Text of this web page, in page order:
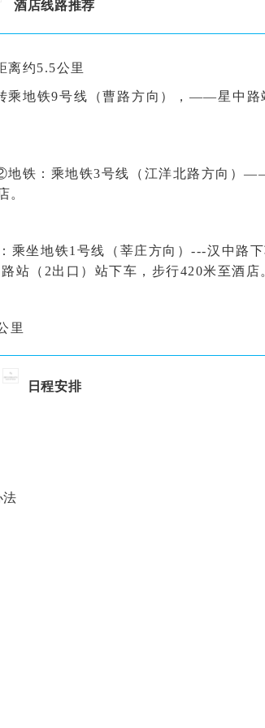
酒店线路推荐
离约5.5公里
乘地铁9号线（曹路方向），——星中路
铁：乘地铁3号线（江洋北路方向）
。
坐地铁1号线（莘庄方向）---汉中路下
（2出口）站下车，步行420米至酒店
里
日程安排
法